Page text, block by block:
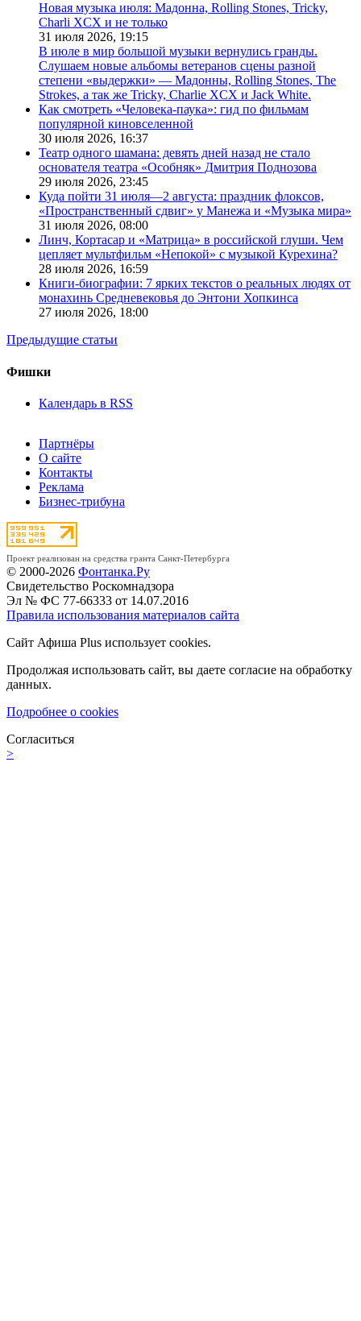
Новая музыка июля: Мадонна, Rolling Stones, Tricky,
Charli XCX и не только
31 июля 2026, 19:15
В июле в мир большой музыки вернулись гранды.
Слушаем новые альбомы ветеранов сцены разной
степени «выдержки» — Мадонны, Rolling Stones, The
Strokes, а так же Tricky, Charlie XCX и Jack White.
Как смотреть «Человека-паука»: гид по фильмам
популярной киновселенной
30 июля 2026, 16:37
Театр одного шамана: девять дней назад не стало
основателя театра «Особняк» Дмитрия Поднозова
29 июля 2026, 23:45
Куда пойти 31 июля—2 августа: праздник флоксов,
«Пространственный сдвиг» у Манежа и «Музыка мира»
31 июля 2026, 08:00
Линч, Кортасар и «Матрица» в российской глуши. Чем
цепляет мультфильм «Непокой» с музыкой Курехина?
28 июля 2026, 16:59
Книги-биографии: 7 ярких текстов о реальных людях от
монахинь Средневековья до Энтони Хопкинса
27 июля 2026, 18:00
Предыдущие статьи
Фишки
Календарь в RSS
Партнёры
О сайте
Контакты
Реклама
Бизнес-трибуна
Проект реализован на средства гранта Санкт-Петербурга
© 2000-2026 Фонтанка.Ру
Свидетельство Роскомнадзора
Эл № ФС 77-66333 от 14.07.2016
Правила использования материалов сайта
Сайт Афиша Plus использует cookies.
Продолжая использовать сайт, вы даете согласие на обработку
данных.
Подробнее о cookies
Согласиться
>